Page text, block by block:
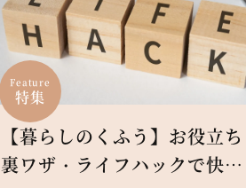
Feature
特集
【暮らしのくふう】お役立ち
裏ワザ・ライフハックで快